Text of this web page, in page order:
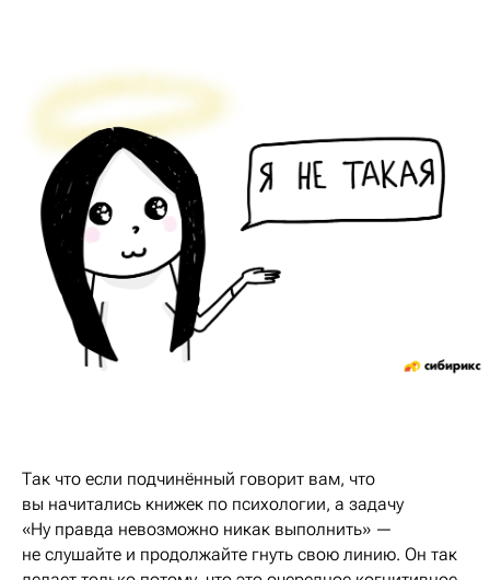
Так что если подчинённый говорит вам, что
вы начитались книжек по психологии, а задачу
«Ну правда невозможно никак выполнить» —
не слушайте и продолжайте гнуть свою линию. Он так